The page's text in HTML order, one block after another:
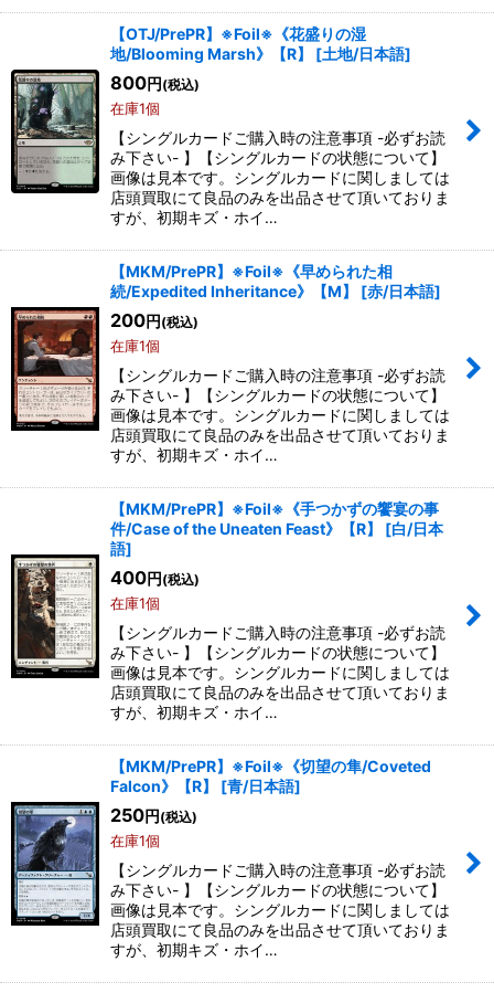
【OTJ/PrePR】※Foil※《花盛りの湿
地/Blooming Marsh》【R】
[土地/日本語]
800円 (税込)
在庫1個
【シングルカードご購入時の注意事項 -必ずお読
み下さい- 】【シングルカードの状態について】
画像は見本です。シングルカードに関しましては
店頭買取にて良品のみを出品させて頂いておりま
すが、初期キズ・ホイ…
【MKM/PrePR】※Foil※《早められた相
続/Expedited Inheritance》【M】
[赤/日本語]
200円 (税込)
在庫1個
【シングルカードご購入時の注意事項 -必ずお読
み下さい- 】【シングルカードの状態について】
画像は見本です。シングルカードに関しましては
店頭買取にて良品のみを出品させて頂いておりま
すが、初期キズ・ホイ…
【MKM/PrePR】※Foil※《手つかずの饗宴の事
件/Case of the Uneaten Feast》【R】
[白/日本
語]
400円 (税込)
在庫1個
【シングルカードご購入時の注意事項 -必ずお読
み下さい- 】【シングルカードの状態について】
画像は見本です。シングルカードに関しましては
店頭買取にて良品のみを出品させて頂いておりま
すが、初期キズ・ホイ…
【MKM/PrePR】※Foil※《切望の隼/Coveted
Falcon》【R】
[青/日本語]
250円 (税込)
在庫1個
【シングルカードご購入時の注意事項 -必ずお読
み下さい- 】【シングルカードの状態について】
画像は見本です。シングルカードに関しましては
店頭買取にて良品のみを出品させて頂いておりま
すが、初期キズ・ホイ…